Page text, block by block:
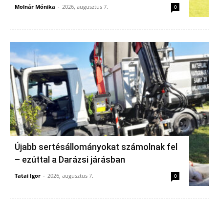
Molnár Mónika - 2026, augusztus 7. 0
Újabb sertésállományokat számolnak fel
– ezúttal a Darázsi járásban
Tatai Igor - 2026, augusztus 7. 0